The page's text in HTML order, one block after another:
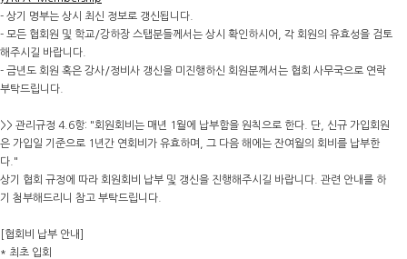
- 상기 명부는 상시 최신 정보로 갱신됩니다.
- 모든 협회원 및 학교/강하장 스탭분들께서는 상시 확인하시어, 각 회원의 유효성을 검토
해주시길 바랍니다.
- 금년도 회원 혹은 강사/정비사 갱신을 미진행하신 회원분께서는 협회 사무국으로 연락
부탁드립니다.
>> 관리규정 4.6항: "회원회비는 매년 1월에 납부함을 원칙으로 한다. 단, 신규 가입회원
은 가입일 기준으로 1년간 연회비가 유효하며, 그 다음 해에는 잔여월의 회비를 납부한
다."
상기 협회 규정에 따라 회원회비 납부 및 갱신을 진행해주시길 바랍니다. 관련 안내를 하
기 첨부해드리니 참고 부탁드립니다.
[협회비 납부 안내]
* 최초 입회